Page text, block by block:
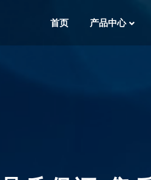
首页 产品中心